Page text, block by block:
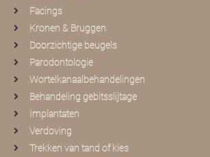
Facings
Kronen & Bruggen
Doorzichtige beugels
Parodontologie
Wortelkanaalbehandelingen
Behandeling gebitsslijtage
Implantaten
Verdoving
Trekken van tand of kies